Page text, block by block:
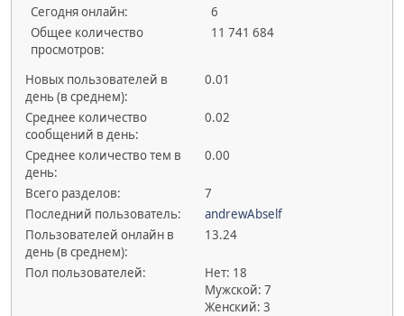
Сегодня онлайн:
6
Общее количество
просмотров:
11 741 684
Новых пользователей в
день (в среднем):
0.01
Среднее количество
сообщений в день:
0.02
Среднее количество тем в
день:
0.00
Всего разделов:
7
Последний пользователь:
andrewAbself
Пользователей онлайн в
день (в среднем):
13.24
Пол пользователей:
Нет: 18
Мужской: 7
Женский: 3